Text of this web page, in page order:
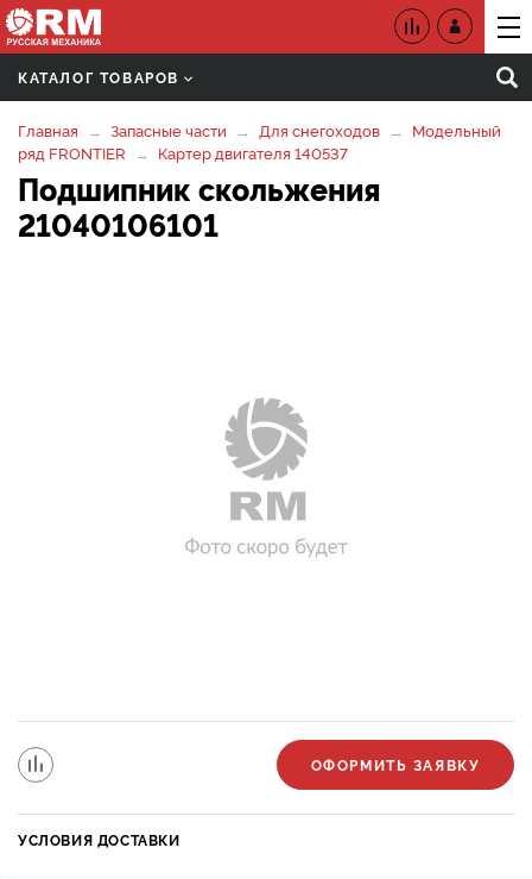
КАТАЛОГ ТОВАРОВ
Главная Запасные части Для снегоходов
Модельный
ряд FRONTIER
Картер двигателя 140537
Подшипник скольжения
21040106101
ОФОРМИТЬ ЗАЯВКУ
УСЛОВИЯ ДОСТАВКИ